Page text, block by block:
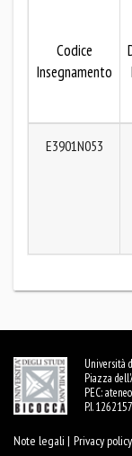
Codice
Insegnamento
E3901N053
Università
Piazza
PEC:
P.I.
Note legali | Privacy